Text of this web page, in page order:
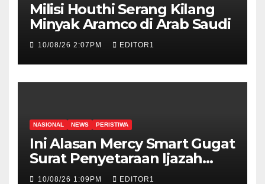
Milisi Houthi Serang Kilang
Minyak Aramco di Arab Saudi
10/08/26 2:07PM EDITOR1
NASIONAL NEWS PERISTIWA
Ini Alasan Mercy Smart Gugat
Surat Penyetaraan Ijazah
Gibran ke PTUN
10/08/26 1:09PM EDITOR1